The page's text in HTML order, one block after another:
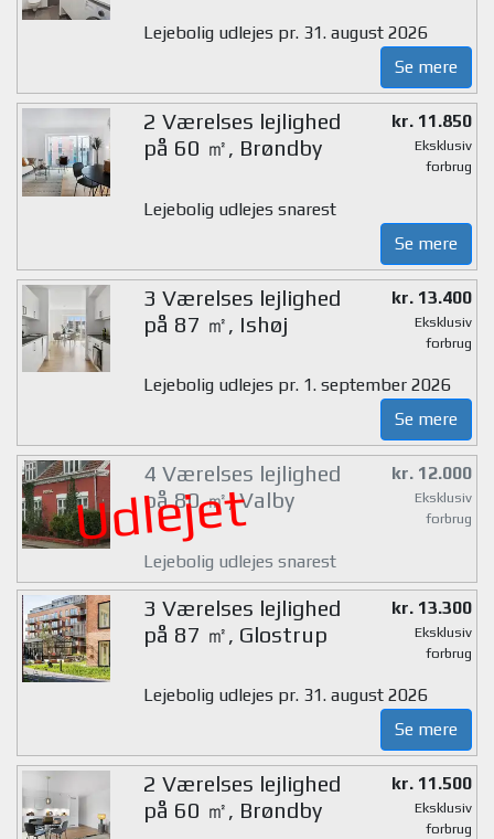
Lejebolig udlejes pr. 31. august 2026
Se mere
2 Værelses lejlighed
på 60 ㎡, Brøndby
kr. 11.850
Eksklusiv
forbrug
Lejebolig udlejes snarest
Se mere
3 Værelses lejlighed
på 87 ㎡, Ishøj
kr. 13.400
Eksklusiv
forbrug
Lejebolig udlejes pr. 1. september 2026
Se mere
Udlejet
4 Værelses lejlighed
på 80 ㎡, Valby
kr. 12.000
Eksklusiv
forbrug
Lejebolig udlejes snarest
3 Værelses lejlighed
på 87 ㎡, Glostrup
kr. 13.300
Eksklusiv
forbrug
Lejebolig udlejes pr. 31. august 2026
Se mere
2 Værelses lejlighed
på 60 ㎡, Brøndby
kr. 11.500
Eksklusiv
forbrug